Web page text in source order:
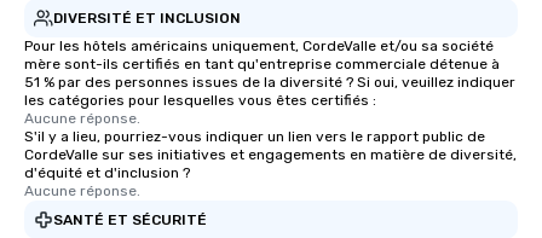
DIVERSITÉ ET INCLUSION
Pour les hôtels américains uniquement, CordeValle et/ou sa société
mère sont-ils certifiés en tant qu'entreprise commerciale détenue à
51 % par des personnes issues de la diversité ? Si oui, veuillez indiquer
les catégories pour lesquelles vous êtes certifiés :
Aucune réponse.
S'il y a lieu, pourriez-vous indiquer un lien vers le rapport public de
CordeValle sur ses initiatives et engagements en matière de diversité,
d'équité et d'inclusion ?
Aucune réponse.
SANTÉ ET SÉCURITÉ